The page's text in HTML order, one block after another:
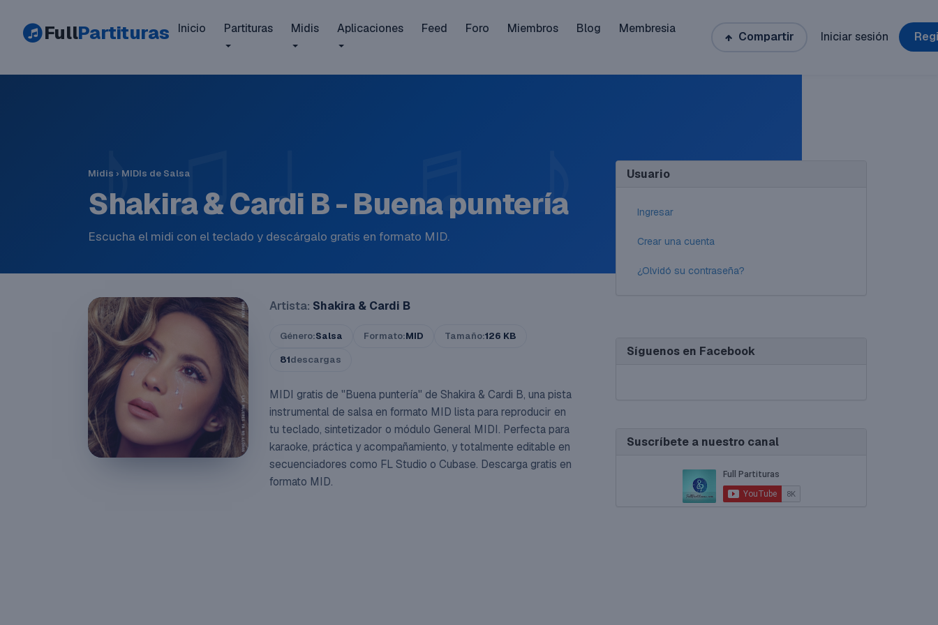
FullPartituras Inicio Partituras Midis Aplicaciones Feed Foro Miembros Blog Membresia
Compartir Iniciar sesión
Midis › MIDIs de Salsa
Shakira & Cardi B - Buena puntería
Escucha el midi con el teclado y descárgalo gratis en formato MID.
Artista: Shakira & Cardi B
Género:Salsa Formato:MID Tamaño:126 KB
81descargas
MIDI gratis de "Buena puntería" de Shakira & Cardi B, una pista
instrumental de salsa en formato MID lista para reproducir en
tu teclado, sintetizador o módulo General MIDI. Perfecta para
karaoke, práctica y acompañamiento, y totalmente editable en
secuenciadores como FL Studio o Cubase. Descarga gratis en
formato MID.
Usuario
Ingresar
Crear una cuenta
¿Olvidó su contraseña?
Síguenos en Facebook
Suscríbete a nuestro canal